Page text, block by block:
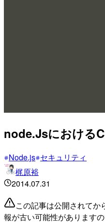
node.Jsにおける
Node.js セキュリティ
梶原裕
2014.07.31
この記事は公開されて
報が古い可能性があります